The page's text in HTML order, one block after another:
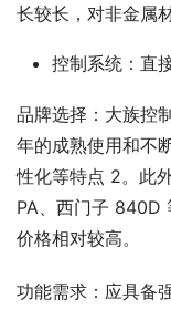
长较长，对非金属
控制系统：直
品牌选择：大族控
年的成熟使用和不
性化等特点 2。此
PA、西门子 840D
价格相对较高。
功能需求：应具备